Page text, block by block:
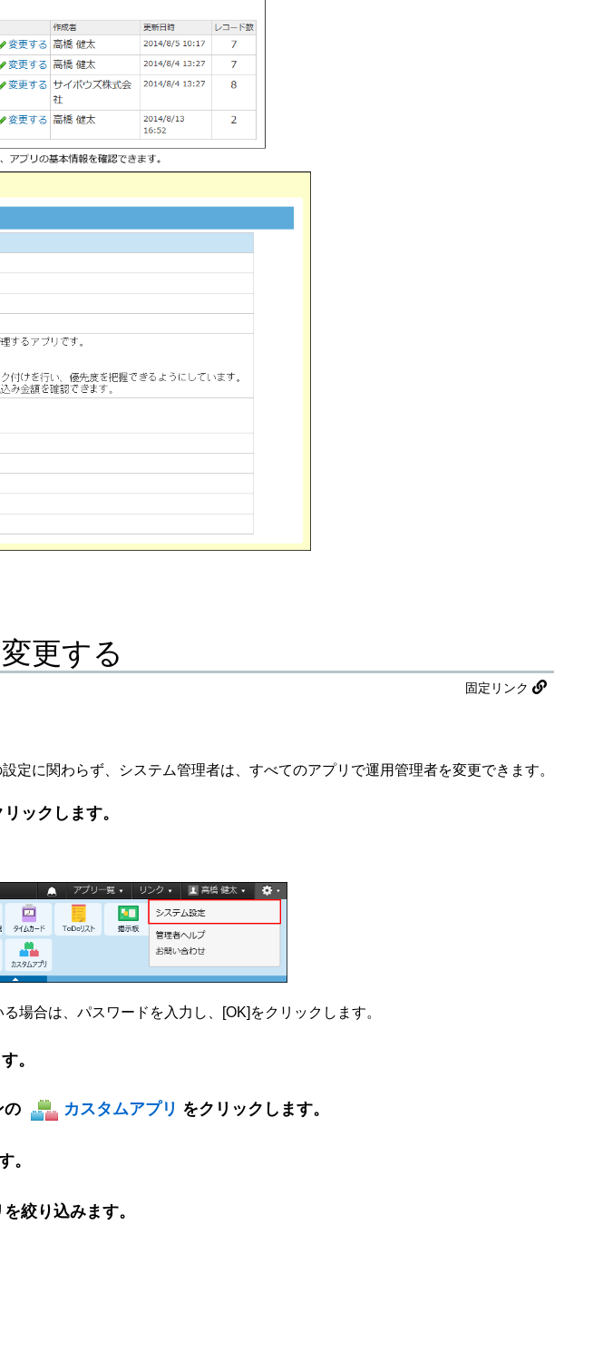
更する
固定リンク
定に関わらず、システム管理者は、すべてのアプリで運用管理者を変更できます。
ックします。
場合は、パスワードを入力し、[OK]をクリックします。
。
の カスタムアプリ をクリックします。
。
絞り込みます。